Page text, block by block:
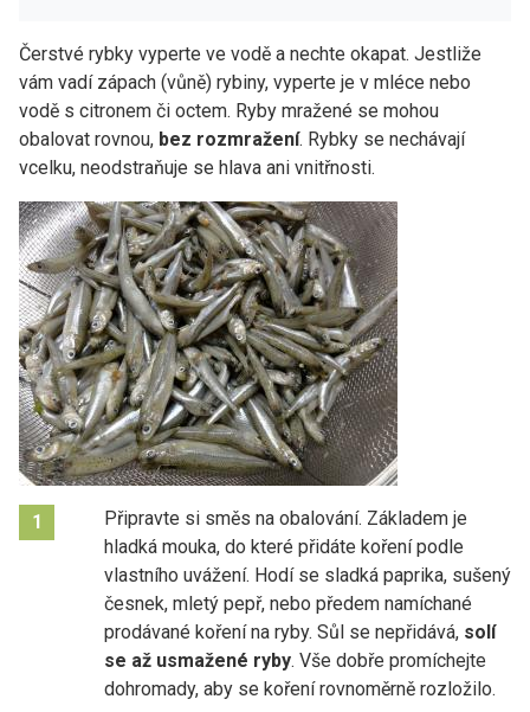
Čerstvé rybky vyperte ve vodě a nechte okapat. Jestliže
vám vadí zápach (vůně) rybiny, vyperte je v mléce nebo
vodě s citronem či octem. Ryby mražené se mohou
obalovat rovnou, bez rozmražení. Rybky se nechávají
vcelku, neodstraňuje se hlava ani vnitřnosti.
1
Připravte si směs na obalování. Základem je
hladká mouka, do které přidáte koření podle
vlastního uvážení. Hodí se sladká paprika, sušený
česnek, mletý pepř, nebo předem namíchané
prodávané koření na ryby. Sůl se nepřidává, solí
se až usmažené ryby. Vše dobře promíchejte
dohromady, aby se koření rovnoměrně rozložilo.